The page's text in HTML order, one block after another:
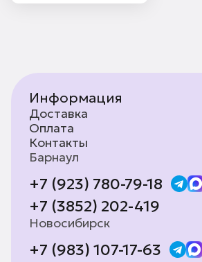
Информация
Доставка
Оплата
Контакты
Барнаул
+7 (923) 780-79-18
+7 (3852) 202-419
Новосибирск
+7 (983) 107-17-63